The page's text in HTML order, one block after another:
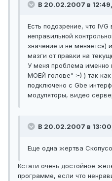
В 20.02.2007 в 12:49,
Есть подозрение, что IVG
неправильной
значение и не меняется)
мазги от правки на
У меня проблема именно
МОЕЙ голове" :-) ) так
подключено с Gbe
модуляторы, видео
В 20.02.2007 в
Еще одна жертва
Кстати очень достойное
программе, если что